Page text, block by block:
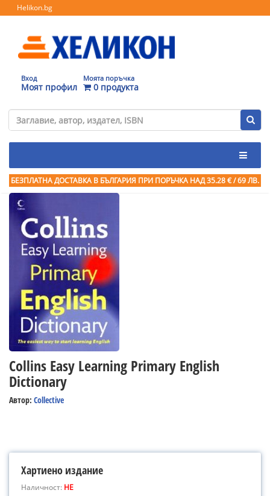
Helikon.bg
Вход
Моят профил
Моята поръчка
0 продукта
БЕЗПЛАТНА ДОСТАВКА В БЪЛГАРИЯ ПРИ ПОРЪЧКА НАД 35.28 € / 69 ЛВ.
Collins Easy Learning Primary English
Dictionary
Автор: Collective
Хартиено издание
Наличност: НЕ